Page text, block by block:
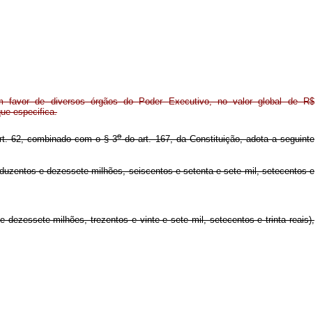
favor de diversos órgãos do Poder Executivo, no valor global de R$
especifica.
62, combinado com o § 3odo art. 167, da Constituição, adota a seguinte
e dezessete milhões, seiscentos e setenta e sete mil, setecentos e
dezessete milhões, trezentos e vinte e sete mil, setecentos e trinta reais),